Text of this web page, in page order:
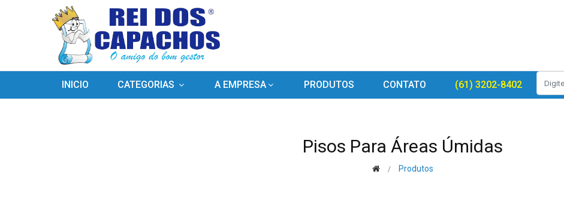
INICIO CATEGORIAS A EMPRESA PRODUTOS CONTATO (61) 3202-8402
Pisos Para Áreas Úmidas
Produtos